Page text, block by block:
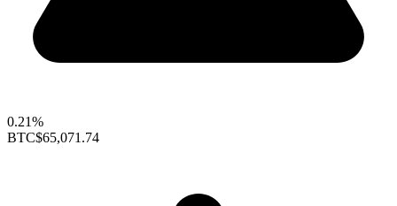
0.21%
BTC$65,071.74